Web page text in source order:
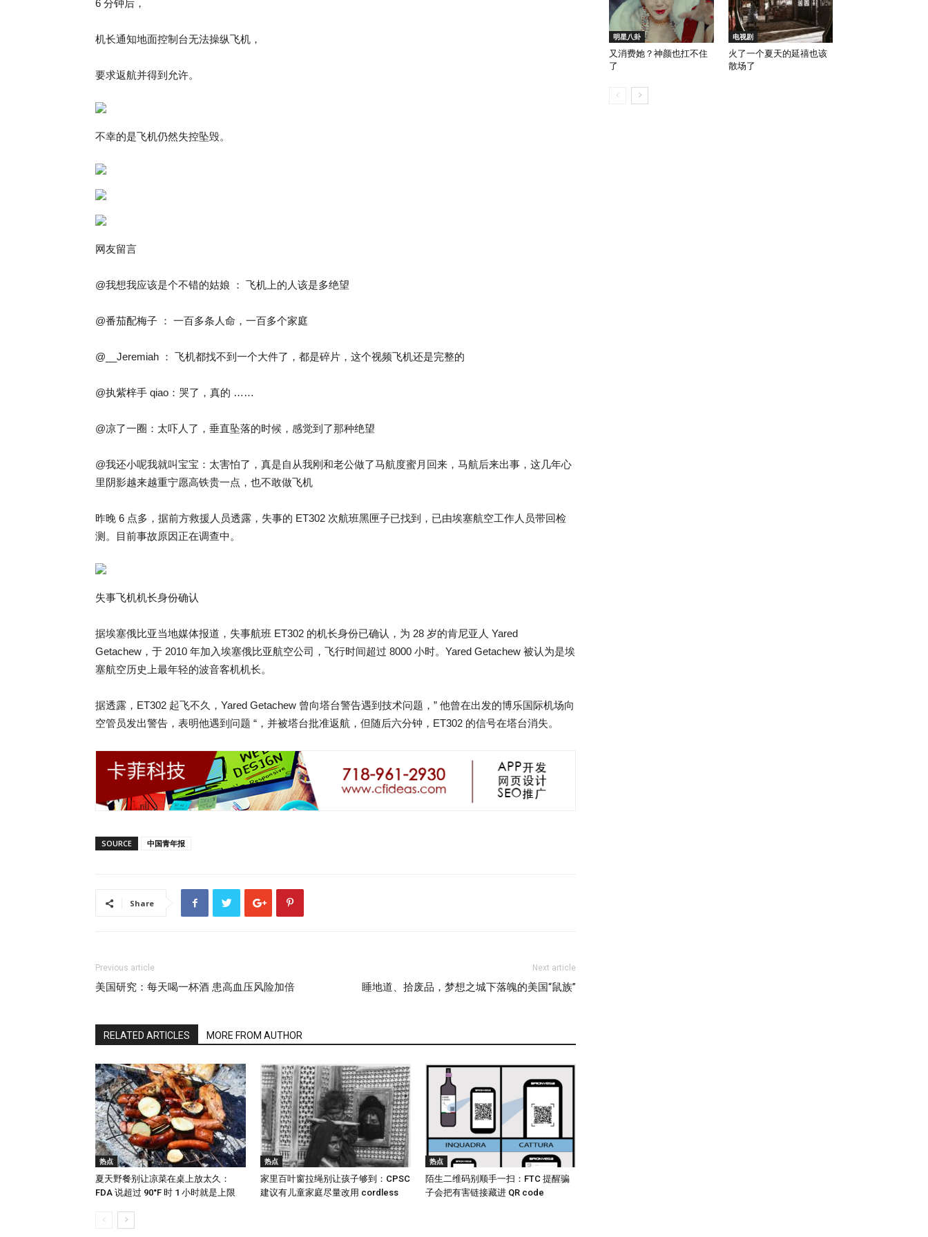
6 分钟后，
机长通知地面控制台无法操纵飞机，
要求返航并得到允许。
不幸的是飞机仍然失控坠毁。
网友留言
@我想我应该是个不错的姑娘 ： 飞机上的人该是多绝望
@番茄配梅子 ： 一百多条人命，一百多个家庭
@__Jeremiah ： 飞机都找不到一个大件了，都是碎片，这个视频飞机还是完整的
@执紫梓手 qiao：哭了，真的 ……
@凉了一圈：太吓人了，垂直坠落的时候，感觉到了那种绝望
@我还小呢我就叫宝宝：太害怕了，真是自从我刚和老公做了马航度蜜月回来，马航后来出事，这几年心
里阴影越来越重宁愿高铁贵一点，也不敢做飞机
昨晚 6 点多，据前方救援人员透露，失事的 ET302 次航班黑匣子已找到，已由埃塞航空工作人员带回检
测。目前事故原因正在调查中。
失事飞机机长身份确认
据埃塞俄比亚当地媒体报道，失事航班 ET302 的机长身份已确认，为 28 岁的肯尼亚人 Yared
Getachew，于 2010 年加入埃塞俄比亚航空公司，飞行时间超过 8000 小时。Yared Getachew 被认为是埃
塞航空历史上最年轻的波音客机机长。
据透露，ET302 起飞不久，Yared Getachew 曾向塔台警告遇到技术问题，” 他曾在出发的博乐国际机场向
空管员发出警告，表明他遇到问题 “，并被塔台批准返航，但随后六分钟，ET302 的信号在塔台消失。
SOURCE 中国青年报
Share
Previous article
美国研究：每天喝一杯酒 患高血压风险加倍
Next article
睡地道、拾废品，梦想之城下落魄的美国“鼠族”
RELATED ARTICLES MORE FROM AUTHOR
热点
夏天野餐别让凉菜在桌上放太久：
FDA 说超过 90°F 时 1 小时就是上限
热点
家里百叶窗拉绳别让孩子够到：CPSC
建议有儿童家庭尽量改用 cordless
热点
陌生二维码别顺手一扫：FTC 提醒骗
子会把有害链接藏进 QR code
明星八卦
又消费她？神颜也扛不住
了
电视剧
火了一个夏天的延禧也该
散场了